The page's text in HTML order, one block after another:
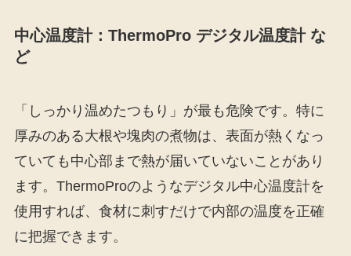
中心温度計：ThermoPro デジタル温度計 な
ど
「しっかり温めたつもり」が最も危険です。特に
厚みのある大根や塊肉の煮物は、表面が熱くなっ
ていても中心部まで熱が届いていないことがあり
ます。ThermoProのようなデジタル中心温度計を
使用すれば、食材に刺すだけで内部の温度を正確
に把握できます。